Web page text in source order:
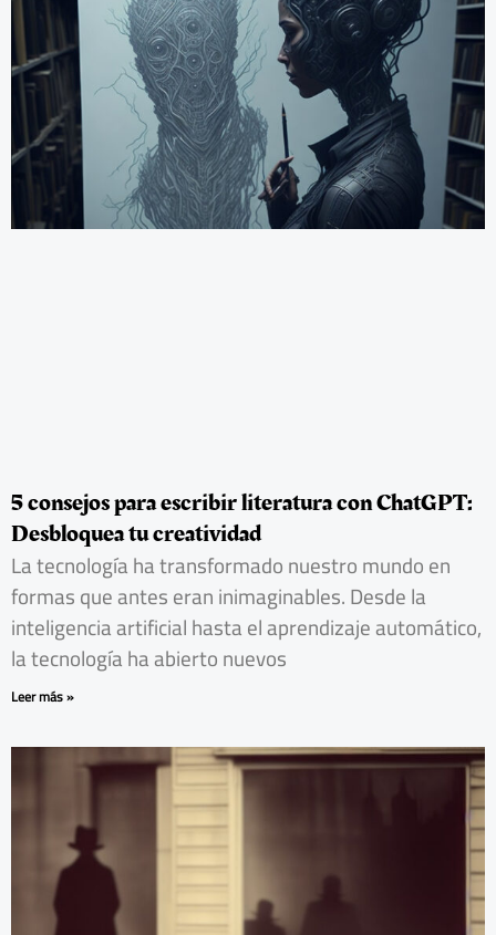
5 consejos para escribir literatura con ChatGPT:
Desbloquea tu creatividad
La tecnología ha transformado nuestro mundo en
formas que antes eran inimaginables. Desde la
inteligencia artificial hasta el aprendizaje automático,
la tecnología ha abierto nuevos
Leer más »